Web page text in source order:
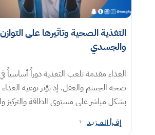
التغذية الصحية وتأثيرها على
والجسدي
الغذاء مقدمة تلعب التغذية دوراً أساسياً
صحة الجسم والعقل. إذ تؤثر نوعية الغذاء
بشكل مباشر على مستوى الطاقة والتركيز
إقــرأ الـمــزيـد 5